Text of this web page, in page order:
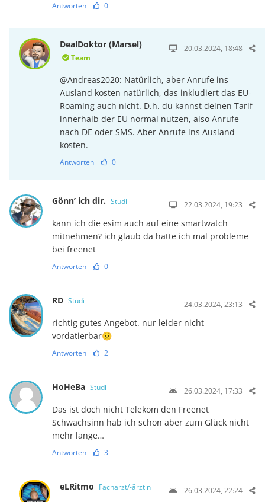
Antworten 0
DealDoktor (Marsel)
Team
20.03.2024, 18:48
@Andreas2020: Natürlich, aber Anrufe ins
Ausland kosten natürlich, das inkludiert das EU-
Roaming auch nicht. D.h. du kannst deinen Tarif
innerhalb der EU normal nutzen, also Anrufe
nach DE oder SMS. Aber Anrufe ins Ausland
kosten.
Antworten 0
Gönn’ ich dir. Studi 22.03.2024, 19:23
kann ich die esim auch auf eine smartwatch
mitnehmen? ich glaub da hatte ich mal probleme
bei freenet
Antworten 0
RD Studi 24.03.2024, 23:13
richtig gutes Angebot. nur leider nicht
vordatierbar😟
Antworten 2
HoHeBa Studi 26.03.2024, 17:33
Das ist doch nicht Telekom den Freenet
Schwachsinn hab ich schon aber zum Glück nicht
mehr lange…
Antworten 3
eLRitmo Facharzt/-ärztin 26.03.2024, 22:24